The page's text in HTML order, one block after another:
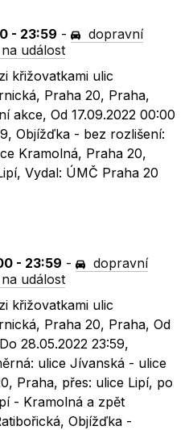
- 23:59 -
dopravní
událost
křižovatkami ulic
Praha 20, Praha,
akce, Od 17.09.2022 00:00
Objížďka - bez rozlišení:
Kramolná, Praha 20,
Vydal: ÚMČ Praha 20
- 23:59 -
dopravní
událost
křižovatkami ulic
Praha 20, Praha, Od
28.05.2022 23:59,
ulice Jívanská - ulice
Praha, přes: ulice Lipí, po
- Kramolná a zpět
Objížďka -